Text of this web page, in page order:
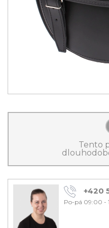
Tento
+420
Po-pá 09:00 -